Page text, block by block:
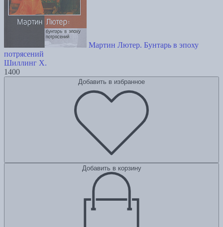
Мартин Лютер. Бунтарь в эпоху
потрясений
Шиллинг Х.
1400
Добавить в избранное
Добавить в корзину